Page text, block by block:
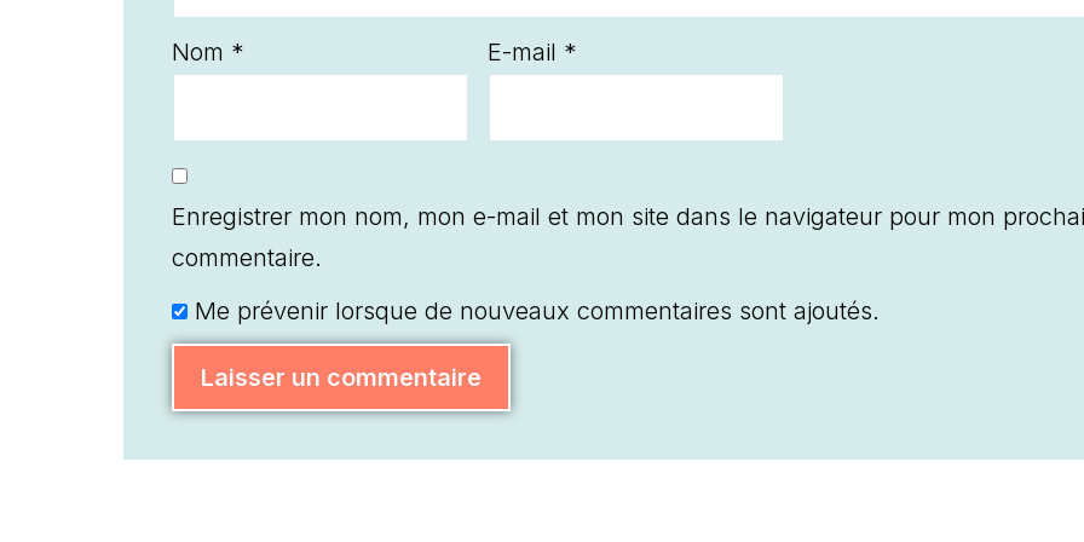
Nom * E-mail *
Enregistrer mon nom, mon e-mail et mon site dans le navigateur pour mon
commentaire.
Me prévenir lorsque de nouveaux commentaires sont ajoutés.